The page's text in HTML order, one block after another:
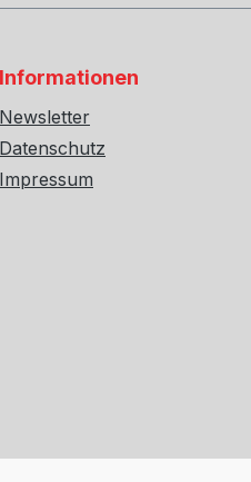
Informationen
Newsletter
Datenschutz
Impressum